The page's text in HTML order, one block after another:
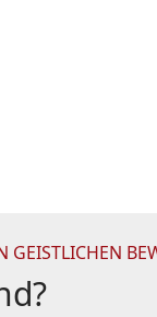
GEISTLICHEN